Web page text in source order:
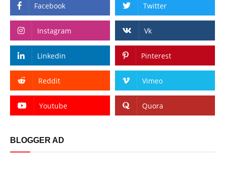
Facebook Twitter
Instagram Vk
Linkedin Pinterest
Reddit Vimeo
Youtube Quora
BLOGGER AD